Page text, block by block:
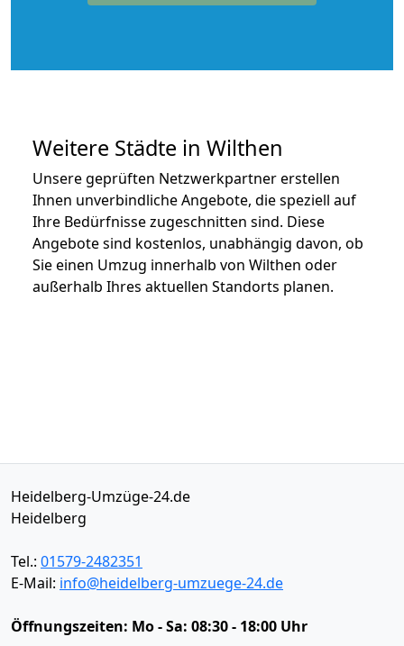
Weitere Städte in Wilthen
Unsere geprüften Netzwerkpartner erstellen
Ihnen unverbindliche Angebote, die speziell auf
Ihre Bedürfnisse zugeschnitten sind. Diese
Angebote sind kostenlos, unabhängig davon, ob
Sie einen Umzug innerhalb von Wilthen oder
außerhalb Ihres aktuellen Standorts planen.
Heidelberg-Umzüge-24.de
Heidelberg
Tel.: 01579-2482351
E-Mail: info@heidelberg-umzuege-24.de
Öffnungszeiten: Mo - Sa: 08:30 - 18:00 Uhr